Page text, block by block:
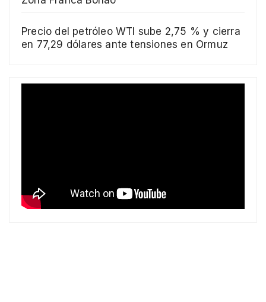
Precio del petróleo WTI sube 2,75 % y cierra
en 77,29 dólares ante tensiones en Ormuz